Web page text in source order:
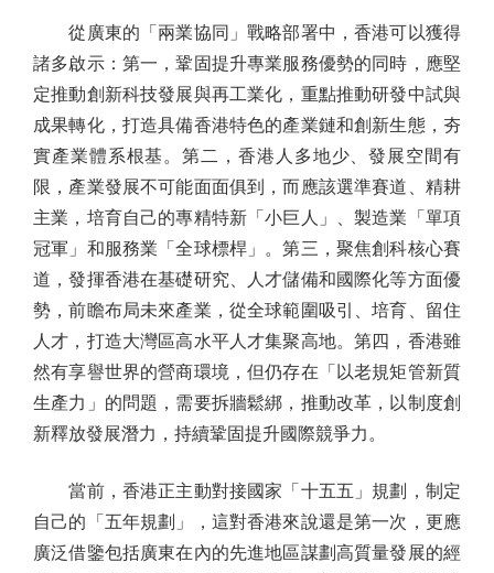
從廣東的「兩業協同」戰略部署中，香港可以獲得
諸多啟示：第一，鞏固提升專業服務優勢的同時，應堅
定推動創新科技發展與再工業化，重點推動研發中試與
成果轉化，打造具備香港特色的產業鏈和創新生態，夯
實產業體系根基。第二，香港人多地少、發展空間有
限，產業發展不可能面面俱到，而應該選準賽道、精耕
主業，培育自己的專精特新「小巨人」、製造業「單項
冠軍」和服務業「全球標桿」。第三，聚焦創科核心賽
道，發揮香港在基礎研究、人才儲備和國際化等方面優
勢，前瞻布局未來產業，從全球範圍吸引、培育、留住
人才，打造大灣區高水平人才集聚高地。第四，香港雖
然有享譽世界的營商環境，但仍存在「以老規矩管新質
生產力」的問題，需要拆牆鬆綁，推動改革，以制度創
新釋放發展潛力，持續鞏固提升國際競爭力。
當前，香港正主動對接國家「十五五」規劃，制定
自己的「五年規劃」，這對香港來說還是第一次，更應
廣泛借鑒包括廣東在內的先進地區謀劃高質量發展的經